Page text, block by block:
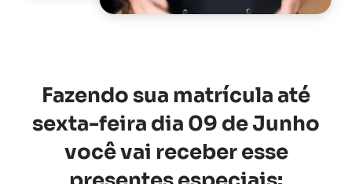
Fazendo sua matrícula até
sexta-feira dia 09 de Junho
você vai receber esse